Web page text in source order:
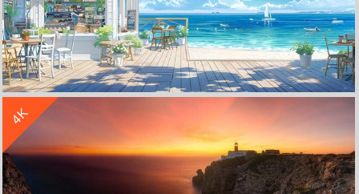
夏日海边 小店 清新 4K风景壁纸 3840x2160
4K
立 即 下 载
收 藏